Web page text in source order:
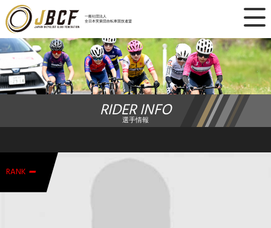
一般社団法人
全日本実業団自転車競技連盟
×
ニュース
レース日程
ランキング
チーム・選手
RIDER INFO
選手情報
RANK -